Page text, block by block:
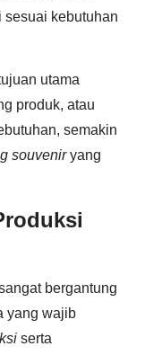
sesuai kebutuhan
utama
produk, atau
semakin
souveniryang
bergantung
yang wajib
serta